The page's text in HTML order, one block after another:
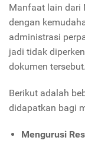
Manfaat lain dari
dengan
administrasi
jadi tidak
dokumen tersebut.
Berikut adalah
didapatkan bagi
Mengurusi